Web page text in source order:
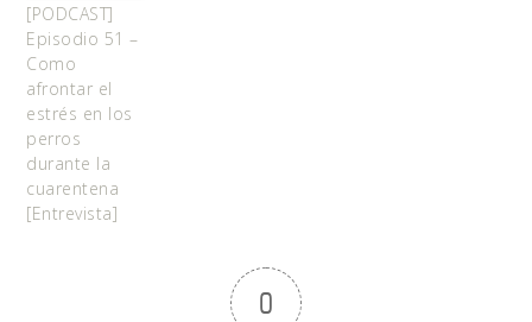
[PODCAST]
Episodio 51 –
Como
afrontar el
estrés en los
perros
durante la
cuarentena
[Entrevista]
0